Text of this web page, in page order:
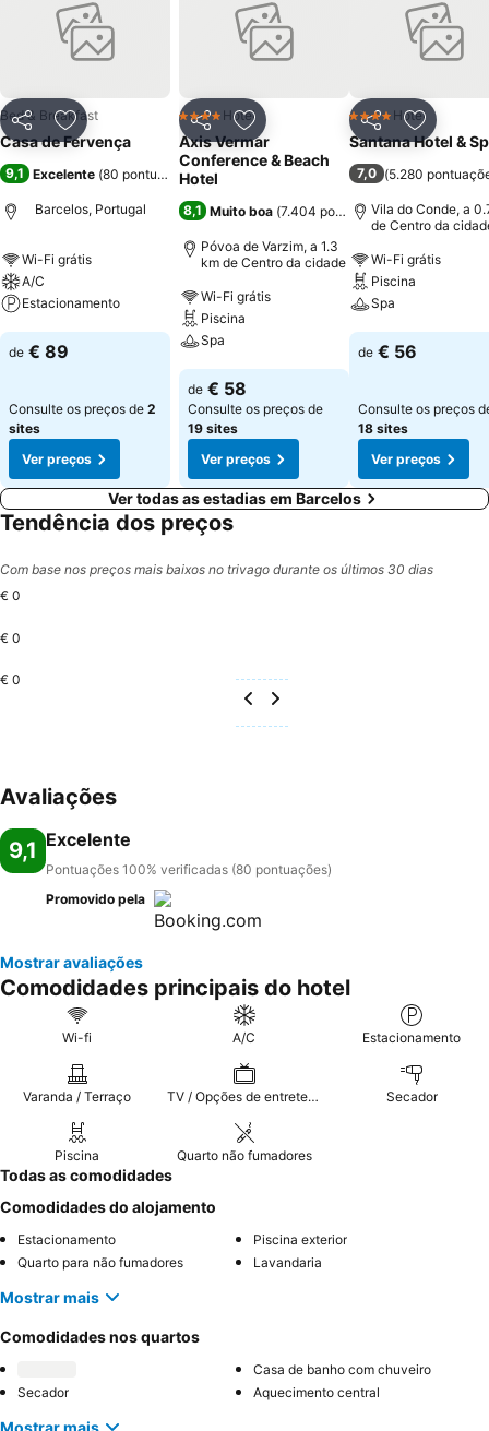
PartilharAdicionar aos favoritos
Bed & Breakfast
Casa de Fervença
9,1 Excelente (80 pontuações)
Barcelos, Portugal
Wi-Fi grátis
A/C
Estacionamento
Ver preços
de € 89
Consulte os preços de 2
sites
Ver preços
PartilharAdicionar aos favoritos
4 EstrelasHotel
Axis Vermar
Conference & Beach
Hotel
8,1 Muito boa (7.404 pontuações)
Póvoa de Varzim, a 1.3
km de Centro da cidade
Wi-Fi grátis
Piscina
Spa
Ver preços
de € 58
Consulte os preços de
19 sites
Ver preços
Partilhar
4 EstrelasHotel
Santana Hotel &
7,0 (5.280
Vila do Conde, a
de Centro da
Wi-Fi grátis
Piscina
Spa
Ver preços
de € 56
Consulte os preços
18 sites
Ver preços
Ver todas as estadias em Barcelos
Tendência dos preços
Com base nos preços mais baixos no trivago durante os últimos 30 dias
€ 0
€ 0
€ 0
Avaliações
9,1 Excelente
Pontuações 100% verificadas (80 pontuações)
Promovido pela
Mostrar avaliações
Comodidades principais do hotel
Wi-fi A/C Estacionamento
Varanda / Terraço TV / Opções de entretenimento Secador
Piscina Quarto não fumadores
Todas as comodidades
Comodidades do alojamento
Estacionamento
Piscina exterior
Quarto para não fumadores
Lavandaria
Mostrar mais
Comodidades nos quartos
Casa de banho com chuveiro
Secador
Aquecimento central
Mostrar mais